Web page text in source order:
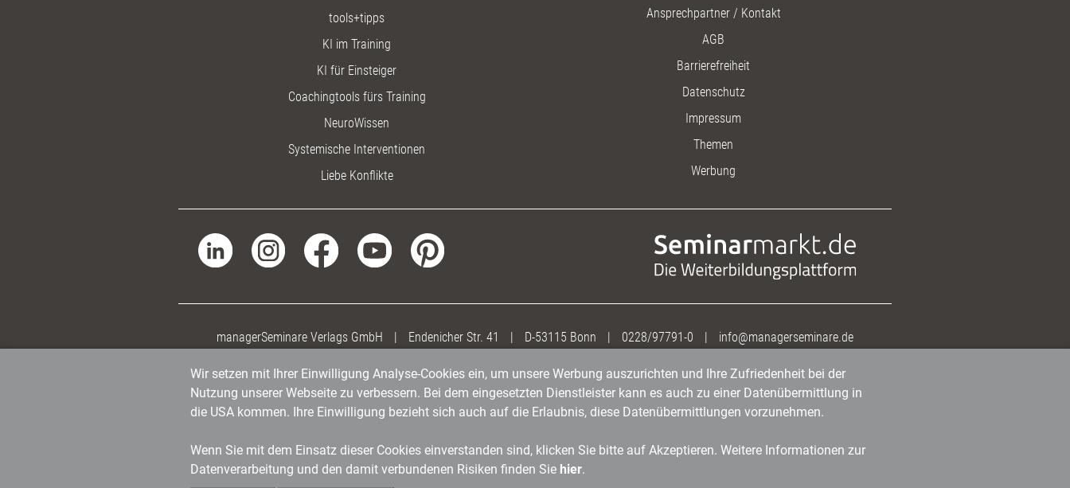
tools+tipps
KI im Training
KI für Einsteiger
Coachingtools fürs Training
NeuroWissen
Systemische Interventionen
Liebe Konflikte
Ansprechpartner / Kontakt
AGB
Barrierefreiheit
Datenschutz
Impressum
Themen
Werbung
managerSeminare Verlags GmbH | Endenicher Str. 41 | D-53115 Bonn | 0228/97791-0 | info@managerseminare.de
Wir setzen mit Ihrer Einwilligung Analyse-Cookies ein, um unsere Werbung auszurichten und Ihre Zufriedenheit bei der
Nutzung unserer Webseite zu verbessern. Bei dem eingesetzten Dienstleister kann es auch zu einer Datenübermittlung in
die USA kommen. Ihre Einwilligung bezieht sich auch auf die Erlaubnis, diese Datenübermittlungen vorzunehmen.
Wenn Sie mit dem Einsatz dieser Cookies einverstanden sind, klicken Sie bitte auf Akzeptieren. Weitere Informationen zur
Datenverarbeitung und den damit verbundenen Risiken finden Sie hier.